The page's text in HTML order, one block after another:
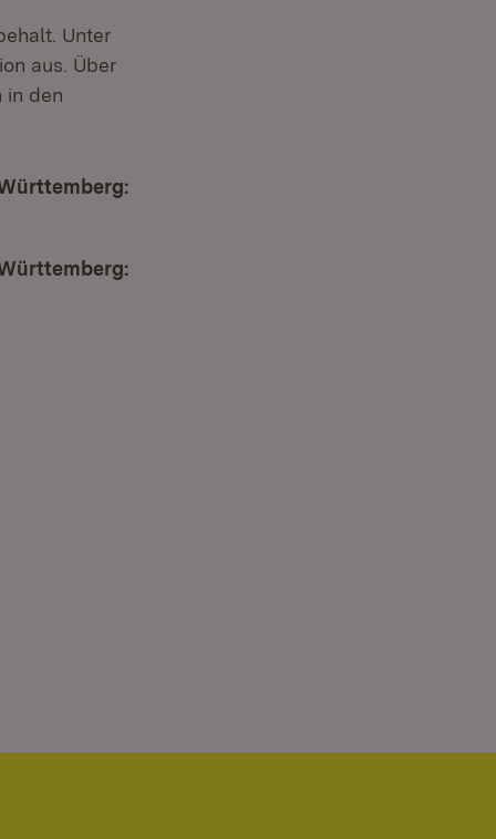
Unter
aus. Über
in den